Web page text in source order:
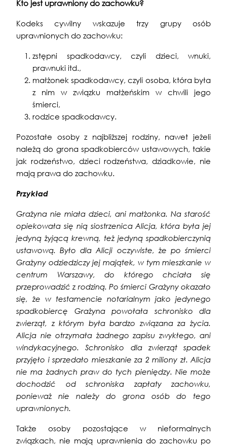
Kto jest uprawniony do zachowku?
Kodeks cywilny wskazuje trzy grupy osób
uprawnionych do zachowku:
zstępni spadkodawcy, czyli dzieci, wnuki,
prawnuki itd.,
małżonek spadkodawcy, czyli osoba, która była
z nim w związku małżeńskim w chwili jego
śmierci,
rodzice spadkodawcy.
Pozostałe osoby z najbliższej rodziny, nawet jeżeli
należą do grona spadkobierców ustawowych, takie
jak rodzeństwo, dzieci rodzeństwa, dziadkowie, nie
mają prawa do zachowku.
Przykład
Grażyna nie miała dzieci, ani małżonka. Na starość
opiekowała się nią siostrzenica Alicja, która była jej
jedyną żyjącą krewną, też jedyną spadkobierczynią
ustawową. Było dla Alicji oczywiste, że po śmierci
Grażyny odziedziczy jej majątek, w tym mieszkanie w
centrum Warszawy, do którego chciała się
przeprowadzić z rodziną. Po śmierci Grażyny okazało
się, że w testamencie notarialnym jako jedynego
spadkobiercę Grażyna powołała schronisko dla
zwierząt, z którym była bardzo związana za życia.
Alicja nie otrzymała żadnego zapisu zwykłego, ani
windykacyjnego. Schronisko dla zwierząt spadek
przyjęło i sprzedało mieszkanie za 2 miliony zł. Alicja
nie ma żadnych praw do tych pieniędzy. Nie może
dochodzić od schroniska zapłaty zachowku,
ponieważ nie należy do grona osób do tego
uprawnionych.
Także osoby pozostające w nieformalnych
związkach, nie mają uprawnienia do zachowku po